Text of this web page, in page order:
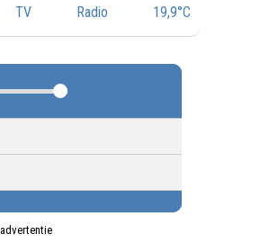
TV Radio 19,9°C
advertentie